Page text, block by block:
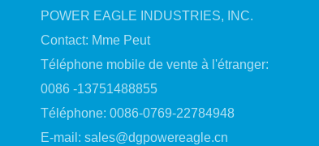
POWER EAGLE INDUSTRIES, INC.
Contact: Mme Peut
Téléphone mobile de vente à l'étranger:
0086 -13751488855
Téléphone: 0086-0769-22784948
E-mail: sales@dgpowereagle.cn